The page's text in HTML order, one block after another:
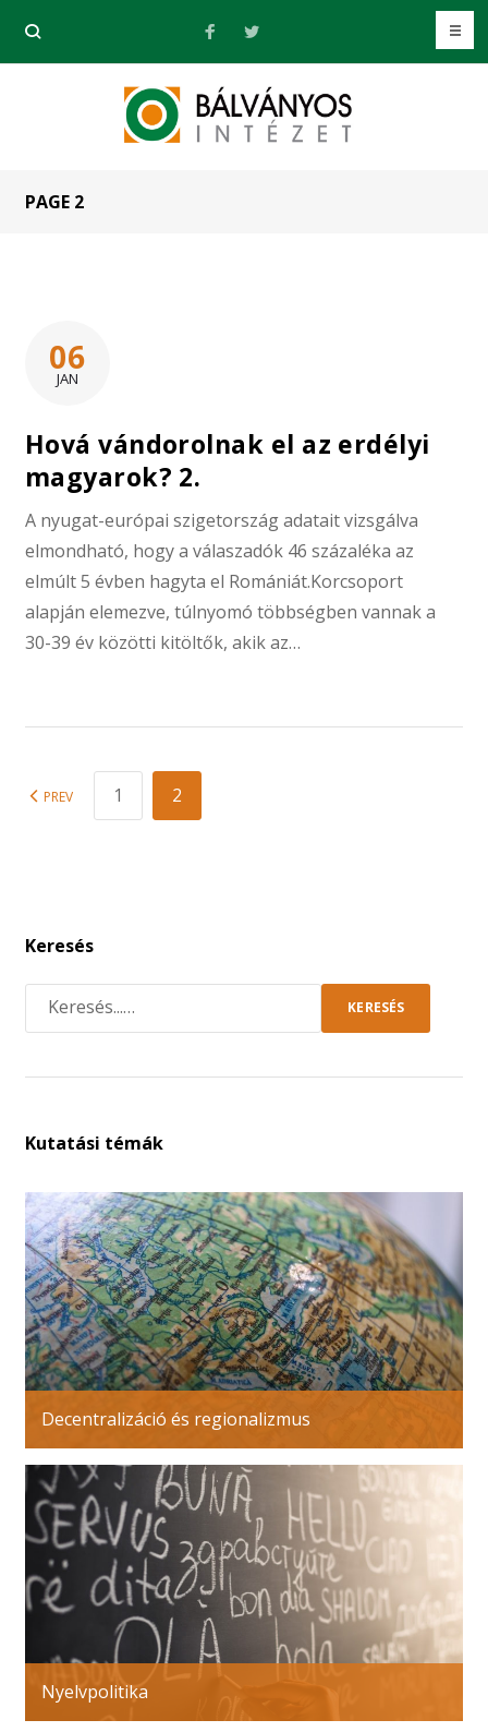
PAGE 2
06
JAN
Hová vándorolnak el az erdélyi
magyarok? 2.
A nyugat-európai szigetország adatait vizsgálva
elmondható, hogy a válaszadók 46 százaléka az
elmúlt 5 évben hagyta el Romániát.Korcsoport
alapján elemezve, túlnyomó többségben vannak a
30-39 év közötti kitöltők, akik az…
PREV 1 2
Keresés
KERESÉS
Kutatási témák
Decentralizáció és regionalizmus
Nyelvpolitika